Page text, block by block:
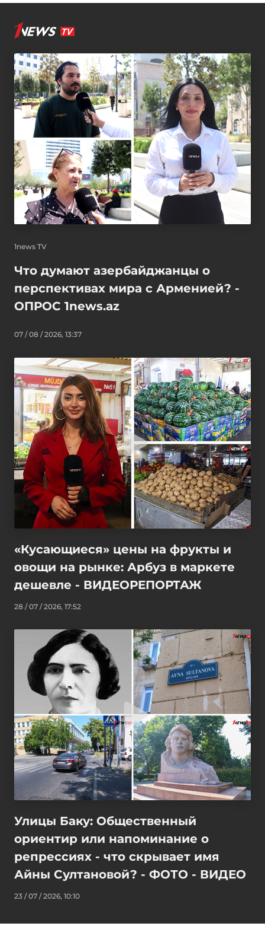
1news TV
Что думают азербайджанцы о
перспективах мира с Арменией? -
ОПРОС 1news.az
07 / 08 / 2026, 13:37
«Кусающиеся» цены на фрукты и
овощи на рынке: Арбуз в маркете
дешевле - ВИДЕОРЕПОРТАЖ
28 / 07 / 2026, 17:52
Улицы Баку: Общественный
ориентир или напоминание о
репрессиях - что скрывает имя
Айны Султановой? - ФОТО - ВИДЕО
23 / 07 / 2026, 10:10